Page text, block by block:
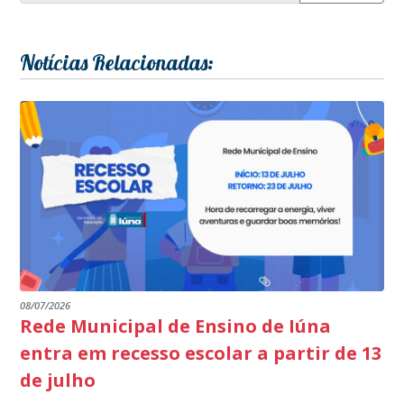
Notícias Relacionadas:
08/07/2026
Rede Municipal de Ensino de Iúna
entra em recesso escolar a partir de 13
de julho